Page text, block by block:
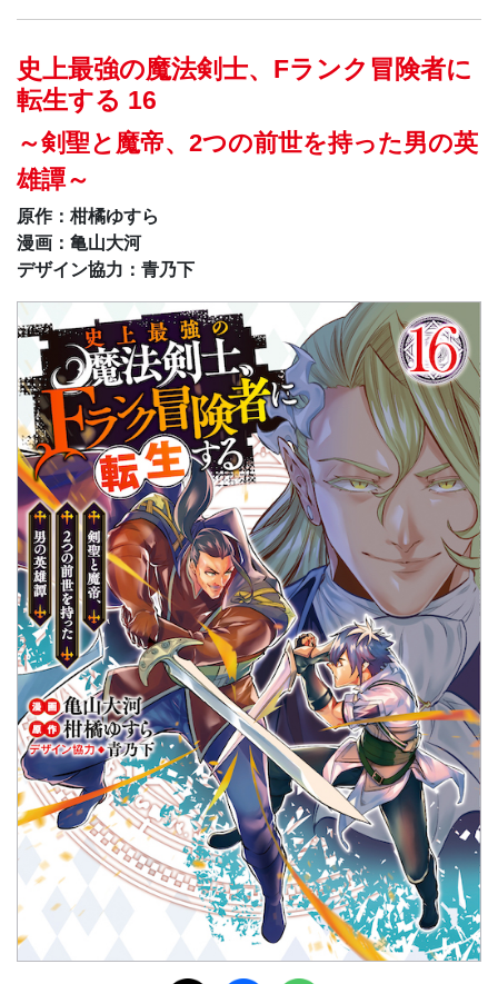
史上最強の魔法剣士、Fランク冒険者に
転生する 16
～剣聖と魔帝、2つの前世を持った男の英
雄譚～
原作：柑橘ゆすら
漫画：亀山大河
デザイン協力：青乃下